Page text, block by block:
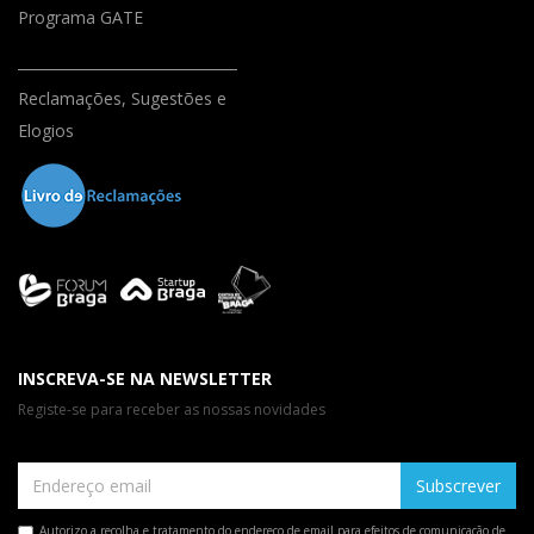
Programa GATE
Reclamações, Sugestões e
Elogios
INSCREVA-SE NA NEWSLETTER
Registe-se para receber as nossas novidades
Subscrever
Autorizo a recolha e tratamento do endereço de email para efeitos de comunicação de